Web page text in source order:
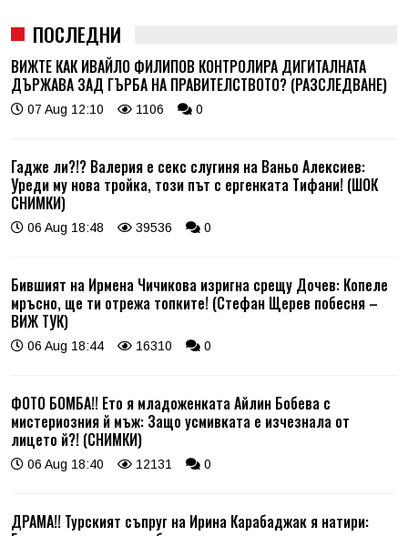
ПОСЛЕДНИ
ВИЖТЕ КАК ИВАЙЛО ФИЛИПОВ КОНТРОЛИРА ДИГИТАЛНАТА
ДЪРЖАВА ЗАД ГЪРБА НА ПРАВИТЕЛСТВОТО? (РАЗСЛЕДВАНЕ)
07 Aug 12:10 1106 0
Гадже ли?!? Валерия е секс слугиня на Ваньо Алексиев:
Уреди му нова тройка, този път с ергенката Тифани! (ШОК
СНИМКИ)
06 Aug 18:48 39536 0
Бившият на Ирмена Чичикова изригна срещу Дочев: Копеле
мръсно, ще ти отрежа топките! (Стефан Щерев побесня –
ВИЖ ТУК)
06 Aug 18:44 16310 0
ФОТО БОМБА!! Ето я младоженката Айлин Бобева с
мистериозния й мъж: Защо усмивката е изчезнала от
лицето й?! (СНИМКИ)
06 Aug 18:40 12131 0
ДРАМА!! Турският съпруг на Ирина Карабаджак я натири: